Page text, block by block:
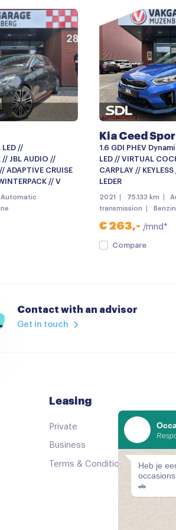
achter
full map
LED //
// JBL AUDIO //
ADAPTIVE CRUISE
// V
Automatic
Kia Ceed
1.6 GDI PHEV
LED // VIRTUAL
CARPLAY //
LEDER
2021 75.133 km
transmission
€ 263,- /mnd*
Compare
Contact with an advisor
Get in touch
Leasing
Private
Business
Terms & Conditions
Heb je
🚗